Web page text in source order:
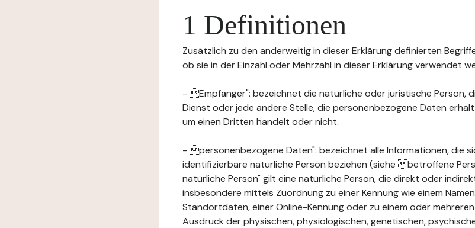
1 Definitionen
Zusätzlich zu den anderweitig in dieser Erklärung definierten
ob sie in der Einzahl oder Mehrzahl in dieser Erklärung verwendet
- Empfänger": bezeichnet die natürliche oder juristische Person,
Dienst oder jede andere Stelle, die personenbezogene Daten
um einen Dritten handelt oder nicht.
- personenbezogene Daten": bezeichnet alle Informationen, die
identifizierbare natürliche Person beziehen (siehe betroffene
natürliche Person" gilt eine natürliche Person, die direkt oder
insbesondere mittels Zuordnung zu einer Kennung wie einem
Standortdaten, einer Online-Kennung oder zu einem oder
Ausdruck der physischen, physiologischen, genetischen,